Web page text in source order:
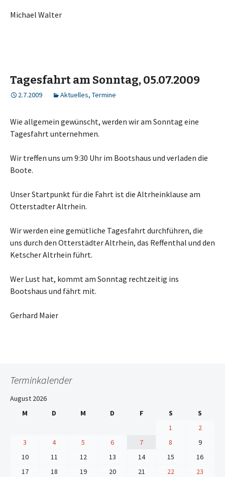
Michael Walter
Tagesfahrt am Sonntag, 05.07.2009
2.7.2009 Aktuelles, Termine
Wie allgemein gewünscht, werden wir am Sonntag eine
Tagesfahrt unternehmen.
Wir treffen uns um 9:30 Uhr im Bootshaus und verladen die
Boote.
Unser Startpunkt für die Fahrt ist die Altrheinklause am
Otterstadter Altrhein.
Wir werden eine gemütliche Tagesfahrt durchführen, die
uns durch den Otterstädter Altrhein, das Reffenthal und den
Ketscher Altrhein führt.
Wer Lust hat, kommt am Sonntag rechtzeitig ins
Bootshaus und fährt mit.
Gerhard Maier
Terminkalender
August 2026
M
D M D F S
S
1
2
3
4 5 6 7 8
9
10
11 12 13 14 15
16
17
18 19 20 21 22
23